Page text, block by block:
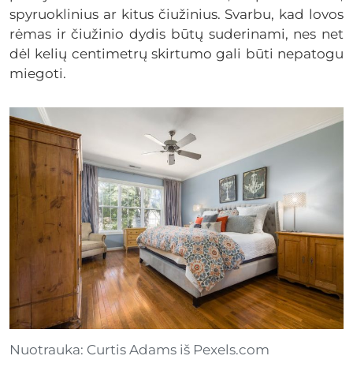
spyruoklinius ar kitus čiužinius. Svarbu, kad lovos
rėmas ir čiužinio dydis būtų suderinami, nes net
dėl kelių centimetrų skirtumo gali būti nepatogu
miegoti.
Nuotrauka: Curtis Adams iš Pexels.com